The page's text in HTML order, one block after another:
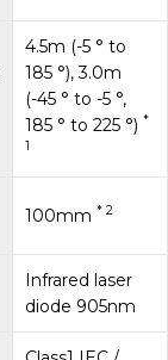
4.5m (-5 ° to
185 °), 3.0m
(-45 ° to -5 °,
185 ° to 225 °) *
1
100mm * 2
Infrared laser
diode 905nm